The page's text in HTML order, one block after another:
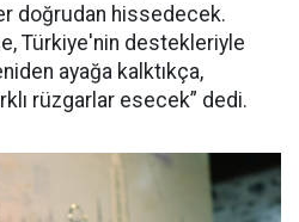
doğrudan hissedecek.
Türkiye'nin destekleriyle
ayağa kalktıkça,
rüzgarlar esecek” dedi.